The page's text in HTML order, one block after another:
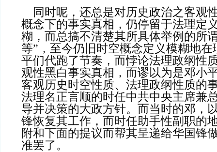
概念下的事实真相，仍停留于法理定
糊，而总搞不清楚其所具体举例的所
等”，至今仍旧时空概念定义模糊地
平们代跑了节奏，而悖论法理政纲性
观性黑白事实真相，而谬以为是邓小
客观历史时空性质、法理政纲性质的
法理名正言顺的时任中共中央主席兼
导并决策的大政方针。而当时的邓，
锋恢复其工作，而时任助手性副职的
附和下面的提议而帮其呈递给华国锋
准罢了。